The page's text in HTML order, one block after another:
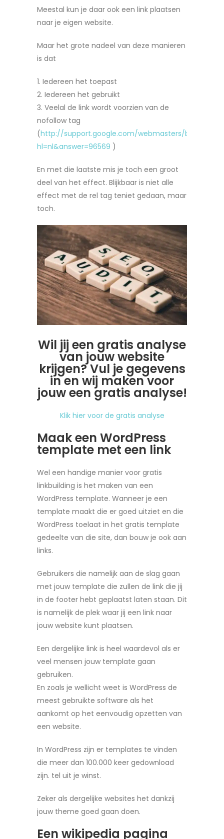
Meestal kun je daar ook een link plaatsen
naar je eigen website.
Maar het grote nadeel van deze manieren
is dat
1. Iedereen het toepast
2. Iedereen het gebruikt
3. Veelal de link wordt voorzien van de
nofollow tag
(http://support.google.com/webmasters/bin/
hl=nl&answer=96569 )
En met die laatste mis je toch een groot
deel van het effect. Blijkbaar is niet alle
effect met de rel tag teniet gedaan, maar
toch.
Wil jij een gratis analyse
van jouw website
krijgen? Vul je gegevens
in en wij maken voor
jouw een gratis analyse!
Klik hier voor de gratis analyse
Maak een WordPress
template met een link
Wel een handige manier voor gratis
linkbuilding is het maken van een
WordPress template. Wanneer je een
template maakt die er goed uitziet en die
WordPress toelaat in het gratis template
gedeelte van die site, dan bouw je ook aan
links.
Gebruikers die namelijk aan de slag gaan
met jouw template die zullen de link die jij
in de footer hebt geplaatst laten staan. Dit
is namelijk de plek waar jij een link naar
jouw website kunt plaatsen.
Een dergelijke link is heel waardevol als er
veel mensen jouw template gaan
gebruiken.
En zoals je wellicht weet is WordPress de
meest gebruikte software als het
aankomt op het eenvoudig opzetten van
een website.
In WordPress zijn er templates te vinden
die meer dan 100.000 keer gedownload
zijn. tel uit je winst.
Zeker als dergelijke websites het dankzij
jouw theme goed gaan doen.
Een wikipedia pagina